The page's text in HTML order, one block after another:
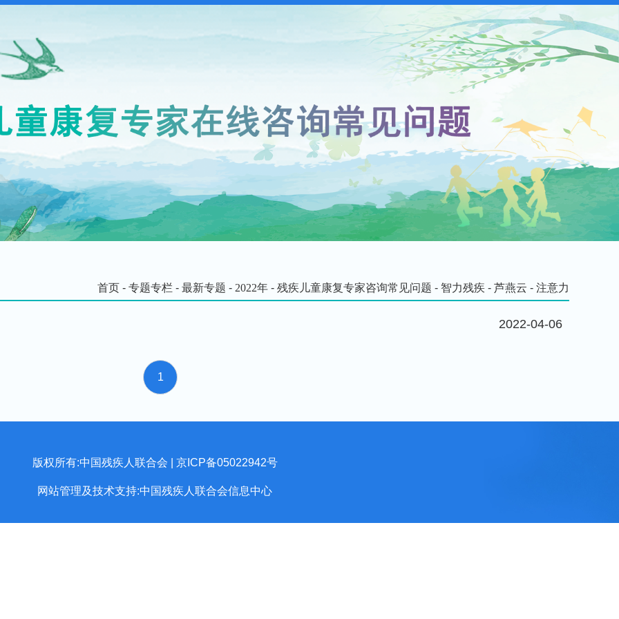
首页 - 专题专栏 - 最新专题 - 2022年 - 残疾儿童康复专家咨询常见问题 - 智力残疾 - 芦燕云 - 注意力
2022-04-06
1
版权所有:中国残疾人联合会 | 京ICP备05022942号
网站管理及技术支持:中国残疾人联合会信息中心